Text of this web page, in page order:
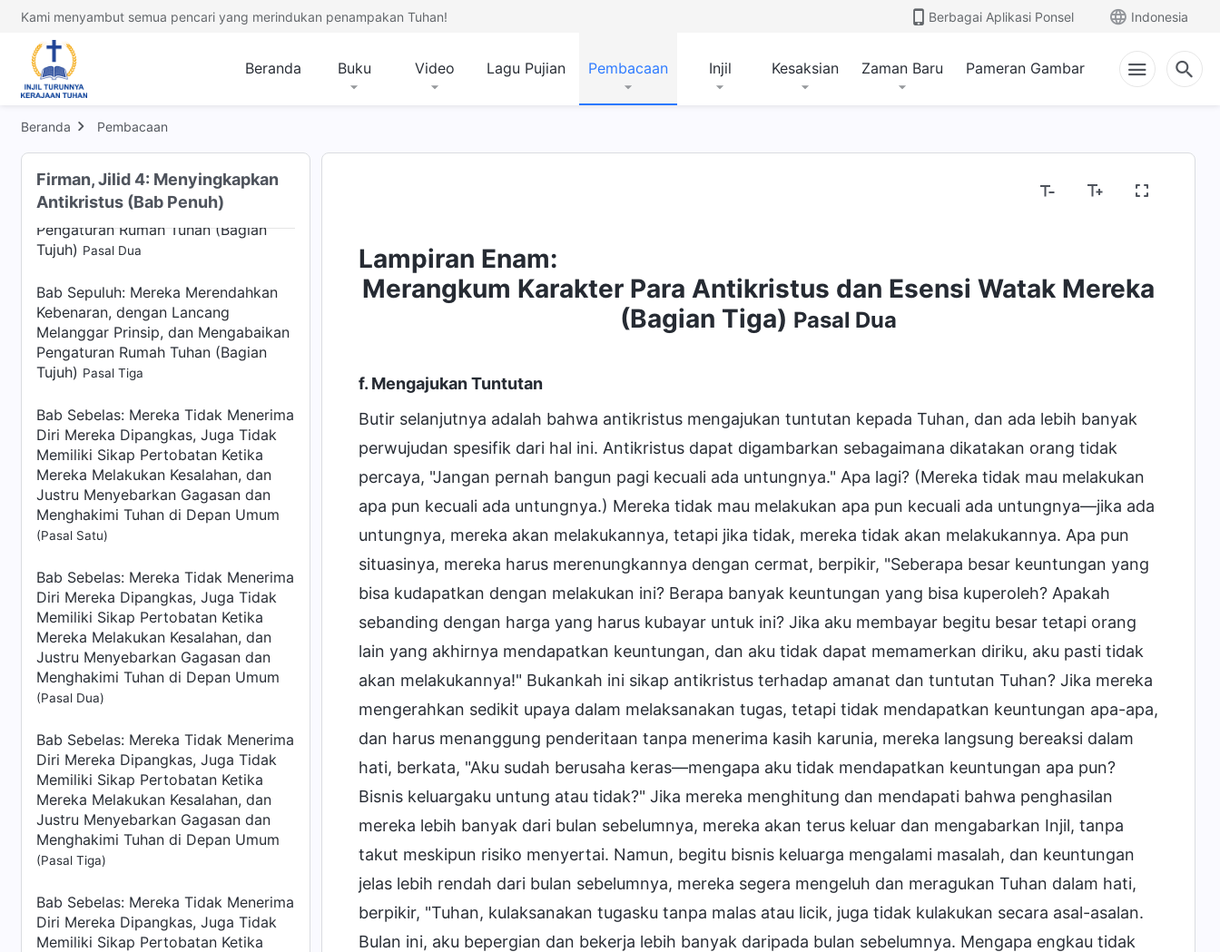
Kami menyambut semua pencari yang merindukan penampakan Tuhan! Berbagai Aplikasi Ponsel Indonesia
Beranda Buku Video Lagu Pujian Pembacaan Injil Kesaksian Zaman Baru Pameran Gambar
Beranda Pembacaan
Firman, Jilid 4: Menyingkapkan
Antikristus (Bab Penuh)
Bab Sepuluh: Mereka Merendahkan
Kebenaran, dengan Lancang
Melanggar Prinsip, dan Mengabaikan
Tujuh)Pasal Satu
Bab Sepuluh: Mereka Merendahkan
Kebenaran, dengan Lancang
Melanggar Prinsip, dan Mengabaikan
Pengaturan Rumah Tuhan (Bagian
Tujuh) Pasal Dua
Bab Sepuluh: Mereka Merendahkan
Kebenaran, dengan Lancang
Melanggar Prinsip, dan Mengabaikan
Pengaturan Rumah Tuhan (Bagian
Tujuh) Pasal Tiga
Bab Sebelas: Mereka Tidak Menerima
Diri Mereka Dipangkas, Juga Tidak
Memiliki Sikap Pertobatan Ketika
Mereka Melakukan Kesalahan, dan
Justru Menyebarkan Gagasan dan
Menghakimi Tuhan di Depan Umum
(Pasal Satu)
Bab Sebelas: Mereka Tidak Menerima
Diri Mereka Dipangkas, Juga Tidak
Memiliki Sikap Pertobatan Ketika
Mereka Melakukan Kesalahan, dan
Justru Menyebarkan Gagasan dan
Menghakimi Tuhan di Depan Umum
(Pasal Dua)
Bab Sebelas: Mereka Tidak Menerima
Diri Mereka Dipangkas, Juga Tidak
Memiliki Sikap Pertobatan Ketika
Mereka Melakukan Kesalahan, dan
Justru Menyebarkan Gagasan dan
Menghakimi Tuhan di Depan Umum
(Pasal Tiga)
Bab Sebelas: Mereka Tidak Menerima
Diri Mereka Dipangkas, Juga Tidak
Memiliki Sikap Pertobatan Ketika
Lampiran Enam:
Merangkum Karakter Para Antikristus dan Esensi Watak Mereka
(Bagian Tiga) Pasal Dua
f. Mengajukan Tuntutan
Butir selanjutnya adalah bahwa antikristus mengajukan tuntutan kepada Tuhan, dan ada lebih banyak
perwujudan spesifik dari hal ini. Antikristus dapat digambarkan sebagaimana dikatakan orang tidak
percaya, "Jangan pernah bangun pagi kecuali ada untungnya." Apa lagi? (Mereka tidak mau melakukan
apa pun kecuali ada untungnya.) Mereka tidak mau melakukan apa pun kecuali ada untungnya—jika ada
untungnya, mereka akan melakukannya, tetapi jika tidak, mereka tidak akan melakukannya. Apa pun
situasinya, mereka harus merenungkannya dengan cermat, berpikir, "Seberapa besar keuntungan yang
bisa kudapatkan dengan melakukan ini? Berapa banyak keuntungan yang bisa kuperoleh? Apakah
sebanding dengan harga yang harus kubayar untuk ini? Jika aku membayar begitu besar tetapi orang
lain yang akhirnya mendapatkan keuntungan, dan aku tidak dapat memamerkan diriku, aku pasti tidak
akan melakukannya!" Bukankah ini sikap antikristus terhadap amanat dan tuntutan Tuhan? Jika mereka
mengerahkan sedikit upaya dalam melaksanakan tugas, tetapi tidak mendapatkan keuntungan apa-apa,
dan harus menanggung penderitaan tanpa menerima kasih karunia, mereka langsung bereaksi dalam
hati, berkata, "Aku sudah berusaha keras—mengapa aku tidak mendapatkan keuntungan apa pun?
Bisnis keluargaku untung atau tidak?" Jika mereka menghitung dan mendapati bahwa penghasilan
mereka lebih banyak dari bulan sebelumnya, mereka akan terus keluar dan mengabarkan Injil, tanpa
takut meskipun risiko menyertai. Namun, begitu bisnis keluarga mengalami masalah, dan keuntungan
jelas lebih rendah dari bulan sebelumnya, mereka segera mengeluh dan meragukan Tuhan dalam hati,
berpikir, "Tuhan, kulaksanakan tugasku tanpa malas atau licik, juga tidak kulakukan secara asal-asalan.
Bulan ini, aku bepergian dan bekerja lebih banyak daripada bulan sebelumnya. Mengapa engkau tidak